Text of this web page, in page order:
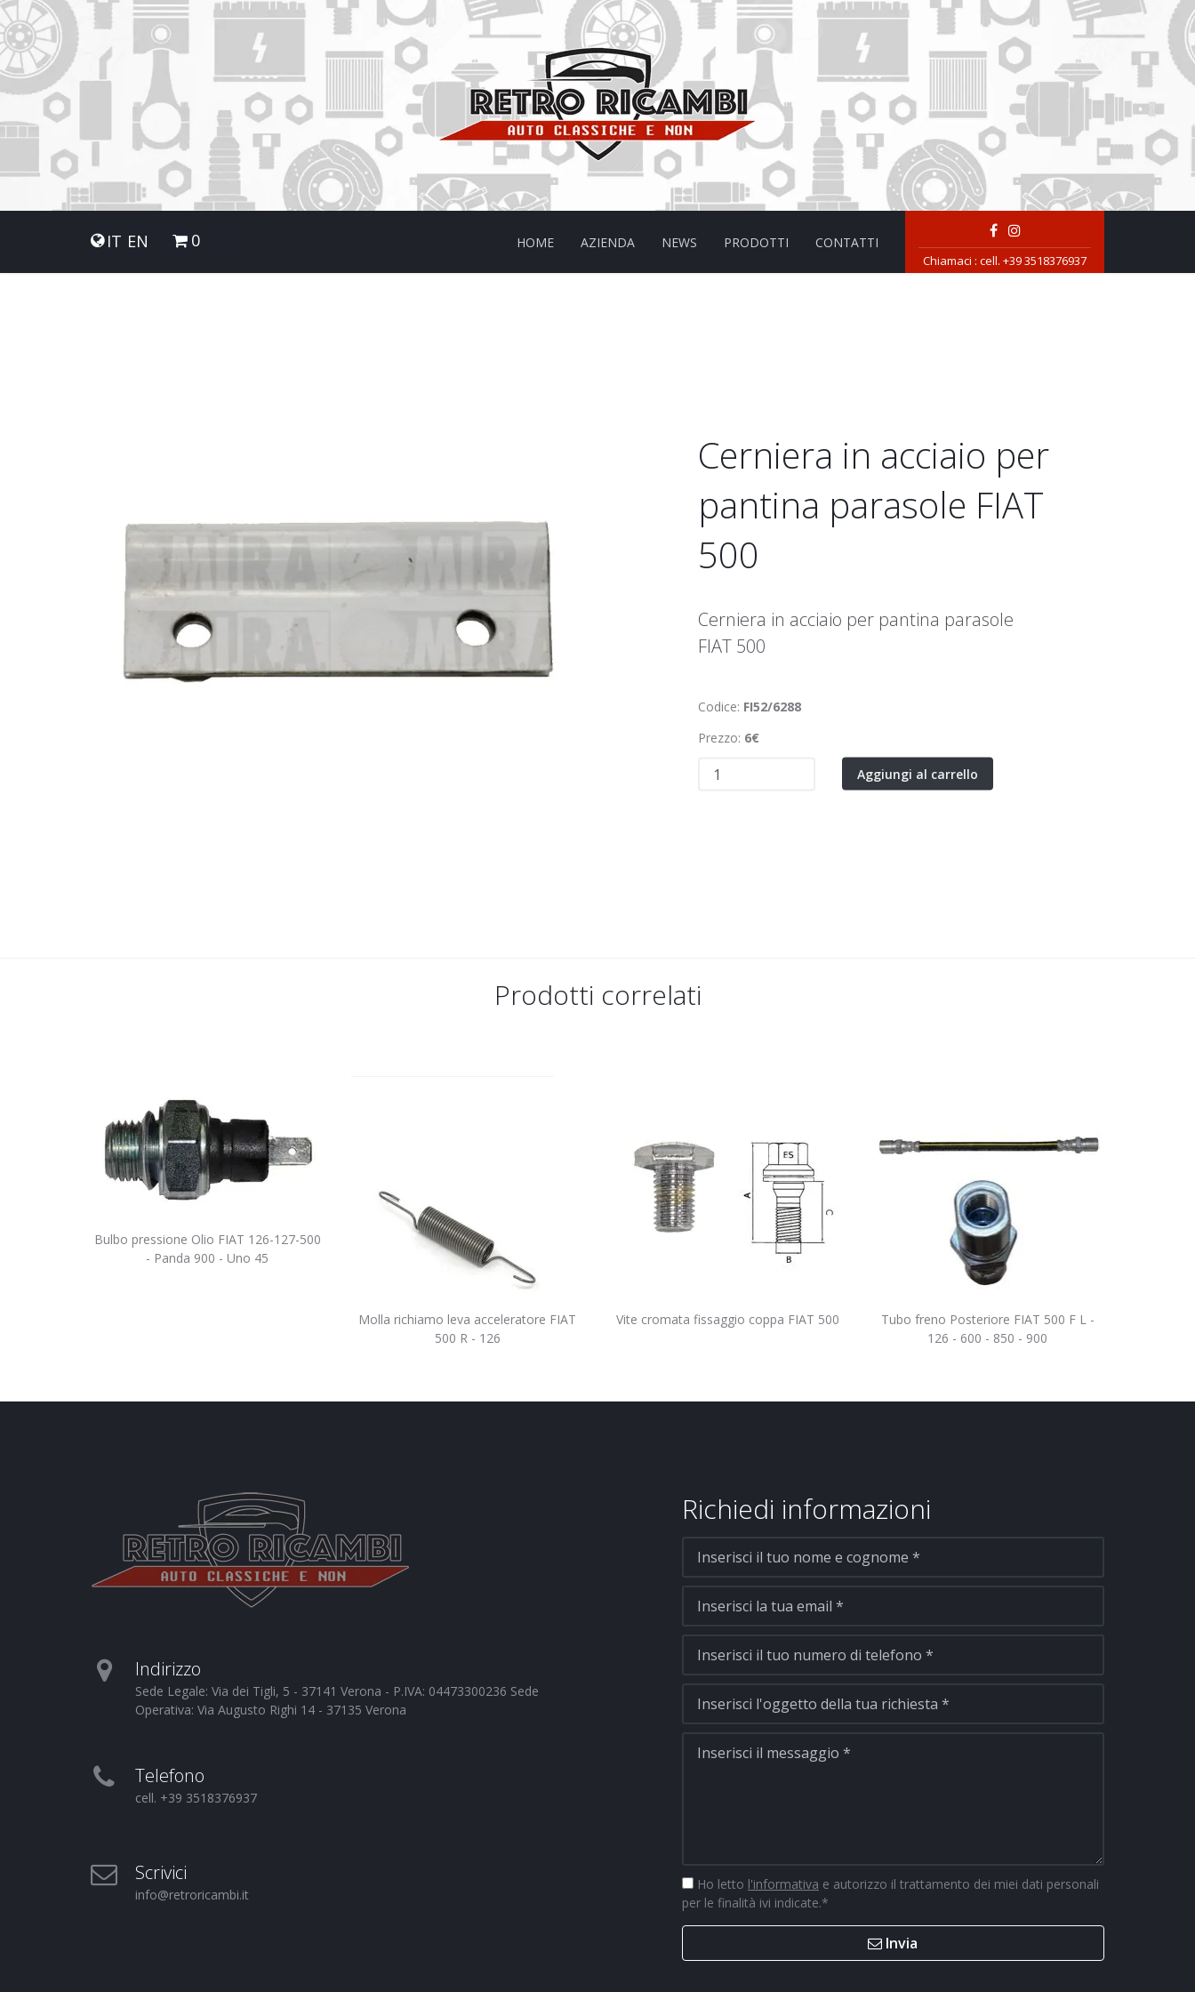
HOME AZIENDA NEWS PRODOTTI CONTATTI
Chiamaci : cell. +39 3518376937
IT EN 0
Cerniera in acciaio per
pantina parasole FIAT
500
Cerniera in acciaio per pantina parasole
FIAT 500
Codice: FI52/6288
Prezzo: 6€
Aggiungi al carrello
Prodotti correlati
Bulbo pressione Olio FIAT 126-127-500
- Panda 900 - Uno 45
Molla richiamo leva acceleratore FIAT
500 R - 126
Vite cromata fissaggio coppa FIAT 500
Tubo freno Posteriore FIAT 500 F L -
126 - 600 - 850 - 900
Indirizzo
Sede Legale: Via dei Tigli, 5 - 37141 Verona - P.IVA: 04473300236 Sede
Operativa: Via Augusto Righi 14 - 37135 Verona
Telefono
cell. +39 3518376937
Scrivici
info@retroricambi.it
Richiedi informazioni
Ho letto l'informativa e autorizzo il trattamento dei miei dati personali
per le finalità ivi indicate.*
Invia